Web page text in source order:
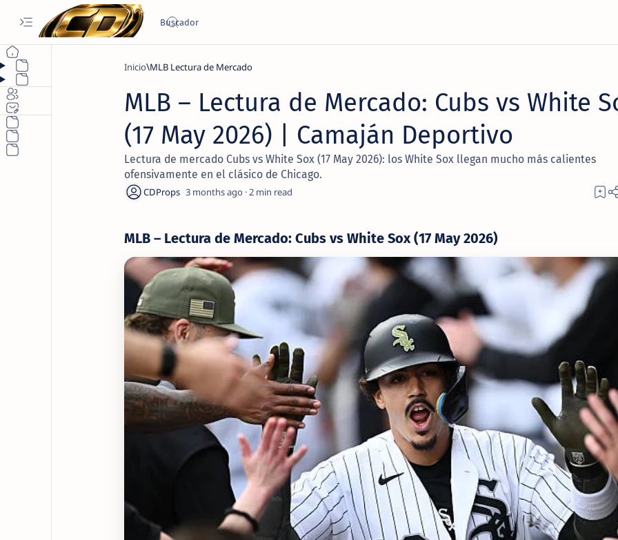
Inicio MLB Lectura de Mercado
MLB – Lectura de Mercado: Cubs vs White
(17 May 2026) | Camaján Deportivo
Lectura de mercado Cubs vs White Sox (17 May 2026): los White Sox llegan mucho más calientes
ofensivamente en el clásico de Chicago.
3 months ago 2
MLB – Lectura de Mercado: Cubs vs White Sox (17 May 2026)